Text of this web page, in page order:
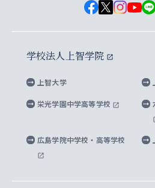
グローバル・スタディーズ
水稀少社会研究センター
先進機械・構造材料イノ
マイクロ波サイエンス研
国による高等教育の修学
大学院生対象の奨学金
海外留学する際の費用と
学外とのネットワーク
英文広報誌 SOPHIA
上智大学ビジュアル・ア
上智大学校歌 ・上智大学
上智大学への取材・キャ
上智大学の公開情報
上智大学の教育研究活動
内部質保証と自己点検・評
キャンパス案内
四谷キャンパス 施設紹介
海外拠点
学校法人上智学院
上智大学
栄光学園中学高等学校
広島学院中学校・高等学校